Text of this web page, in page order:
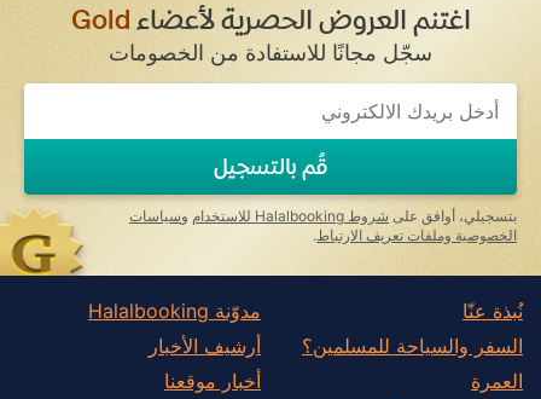
اغتنم العروض الحصرية لأعضاءGold
سجّل مجانًا للاستفادة من الخصومات
قُم بالتسجيل
بتسجيلي، أوافق على شروط Halalbooking للاستخدام وسياسات
الخصوصية وملفات تعريف الارتباط .
نُبذة عنّا
السفر والسياحة للمسلمين؟
العمرة
مدوّنة Halalbooking
أرشيف الأخبار
أخبار موقعنا